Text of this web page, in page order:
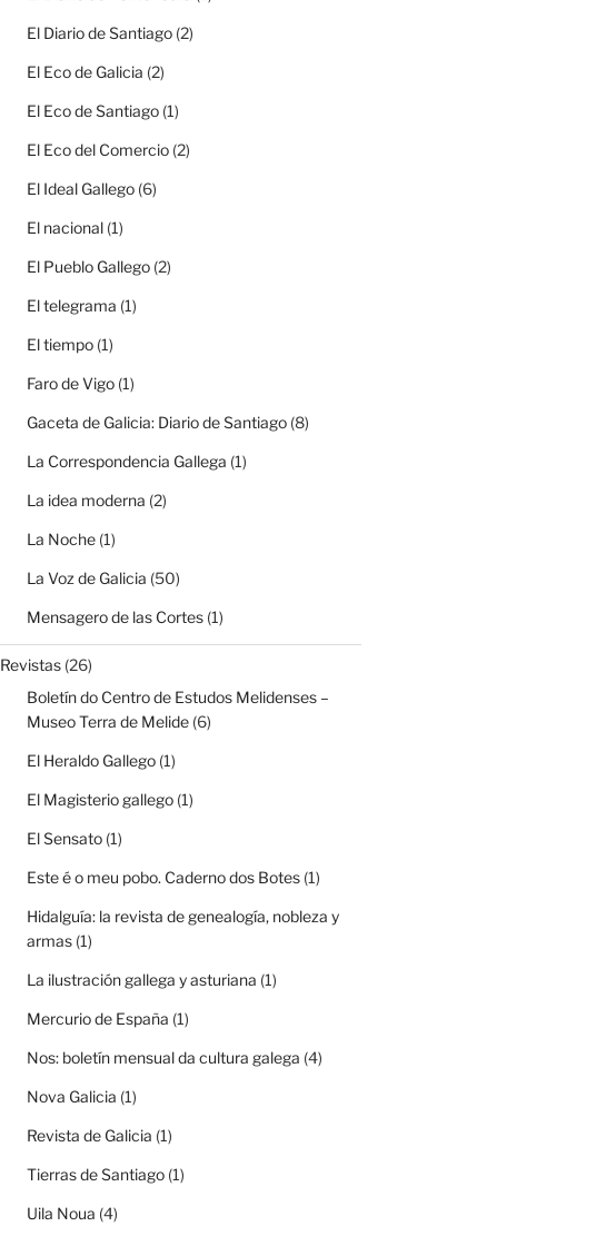
El Diario de Santiago(2)
El Eco de Galicia (2)
El Eco de Santiago(1)
El Eco del Comercio(2)
El Ideal Gallego(6)
El nacional(1)
El Pueblo Gallego(2)
El telegrama (1)
El tiempo(1)
Faro de Vigo(1)
Gaceta de Galicia: Diario de Santiago(8)
La Correspondencia Gallega (1)
La idea moderna (2)
La Noche(1)
La Voz de Galicia (50)
Mensagero de las Cortes(1)
Revistas(26)
Boletín do Centro de Estudos Melidenses –
Museo Terra de Melide(6)
El Heraldo Gallego(1)
El Magisterio gallego(1)
El Sensato(1)
Este é o meu pobo. Caderno dos Botes(1)
Hidalguía: la revista de genealogía, nobleza y
armas(1)
La ilustración gallega y asturiana (1)
Mercurio de España (1)
Nos: boletín mensual da cultura galega (4)
Nova Galicia (1)
Revista de Galicia (1)
Tierras de Santiago(1)
Uila Noua (4)